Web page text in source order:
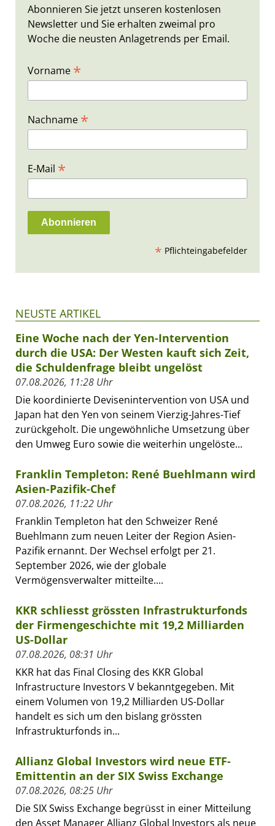
Abonnieren Sie jetzt unseren kostenlosen
Newsletter und Sie erhalten zweimal pro
Woche die neusten Anlagetrends per Email.
Vorname *
Nachname *
E-Mail *
* Pflichteingabefelder
NEUSTE ARTIKEL
Eine Woche nach der Yen-Intervention
durch die USA: Der Westen kauft sich Zeit,
die Schuldenfrage bleibt ungelöst
07.08.2026, 11:28 Uhr
Die koordinierte Devisenintervention von USA und
Japan hat den Yen von seinem Vierzig-Jahres-Tief
zurückgeholt. Die ungewöhnliche Umsetzung über
den Umweg Euro sowie die weiterhin ungelöste...
Franklin Templeton: René Buehlmann wird
Asien-Pazifik-Chef
07.08.2026, 11:22 Uhr
Franklin Templeton hat den Schweizer René
Buehlmann zum neuen Leiter der Region Asien-
Pazifik ernannt. Der Wechsel erfolgt per 21.
September 2026, wie der globale
Vermögensverwalter mitteilte....
KKR schliesst grössten Infrastrukturfonds
der Firmengeschichte mit 19,2 Milliarden
US-Dollar
07.08.2026, 08:31 Uhr
KKR hat das Final Closing des KKR Global
Infrastructure Investors V bekanntgegeben. Mit
einem Volumen von 19,2 Milliarden US-Dollar
handelt es sich um den bislang grössten
Infrastrukturfonds in...
Allianz Global Investors wird neue ETF-
Emittentin an der SIX Swiss Exchange
07.08.2026, 08:25 Uhr
Die SIX Swiss Exchange begrüsst in einer Mitteilung
den Asset Manager Allianz Global Investors als neue